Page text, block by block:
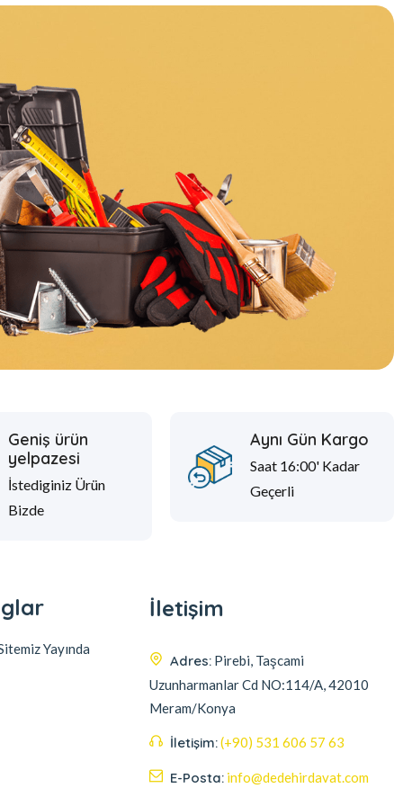
Geniş ürün
yelpazesi
İstediginiz Ürün
Bizde
Aynı Gün Kargo
Saat 16:00' Kadar
Geçerli
Yayında
İletişim
Adres: Pirebi, Taşcami
Uzunharmanlar Cd NO:114/A, 42010
Meram/Konya
İletişim:(+90) 531 606 57 63
E-Posta: info@dedehirdavat.com